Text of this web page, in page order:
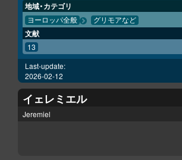
地域・カテゴリ
ヨーロッパ全般 グリモアなど
文献
13
Last-update:
2026-02-12
イェレミエル
Jeremiel